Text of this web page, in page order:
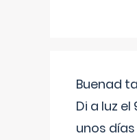
Buenad
Di a luz
unos